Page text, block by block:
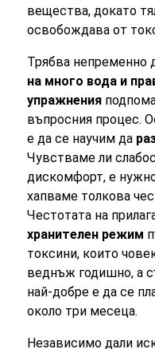
вещества, докато
освобождава от
Трябва непременно
на много вода и
упражнения
въпросния процес.
е да се научим да
Чувстваме ли
дискомфорт, е
хапваме толкова
Честотата на
хранителен режим
токсини, които
веднъж годишно, а
най-добре е да се
около три месеца.
Независимо дали